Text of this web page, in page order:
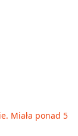
Miała ponad 5